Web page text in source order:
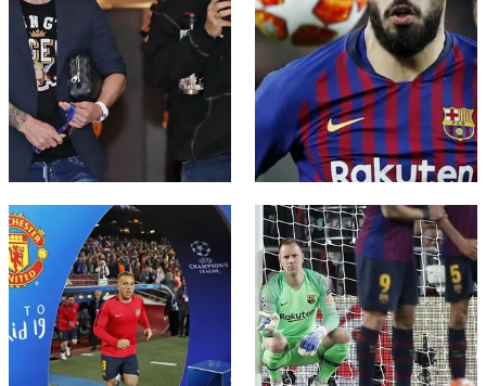
順位表
スケジュール
チケット
結果
順位表
PLUSICON
LABEL.ARIA.PLUS
トップチーム
plusicon
label.aria.plus
スケジュール
チケット
結果
順位表
FC Barcelona club badge FC Barcelona club badge